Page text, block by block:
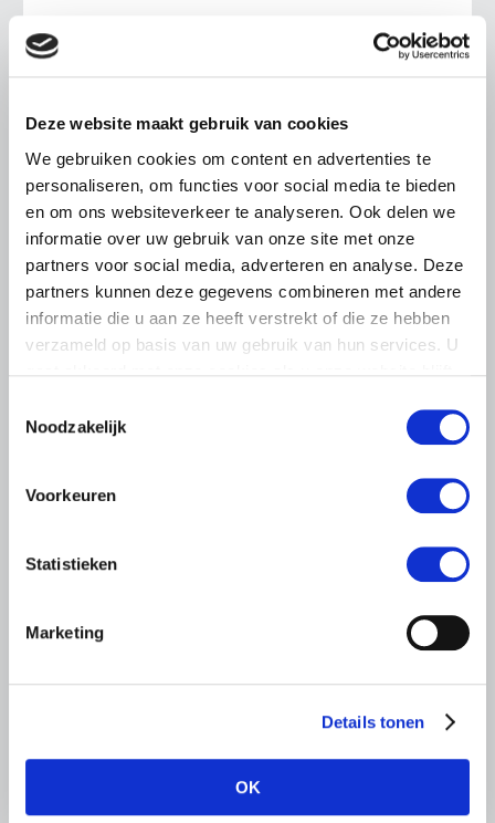
Deze website maakt gebruik van cookies
We gebruiken cookies om content en advertenties te
personaliseren, om functies voor social media te bieden
en om ons websiteverkeer te analyseren. Ook delen we
informatie over uw gebruik van onze site met onze
partners voor social media, adverteren en analyse. Deze
partners kunnen deze gegevens combineren met andere
informatie die u aan ze heeft verstrekt of die ze hebben
verzameld op basis van uw gebruik van hun services. U
Noodzakelijk
Voorkeuren
Statistieken
Marketing
Details tonen
OK
LTO sluit aan bij demonstratie tegen
dreigende onteigening
pluimveehouders
ZLTO, LLTB, LTO Noord en LTO Nederland roepen hun
het voorplein van het provinciehuis in Den Bosch te
komen…
LTO LOBBY
Kamerlid Goudzwaard (JA21)
bezoekt melkveehouderij in
Súdwest-Fryslân
LTO Nederland ontving gisteren Tweede Kamerlid